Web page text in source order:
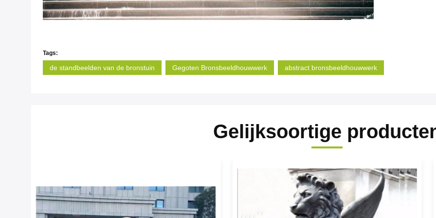
Tags:
de standbeelden van de bronstuin Gegoten Bronsbeeldhouwwerk abstract bronsbeeldhouwwerk
Gelijksoortige